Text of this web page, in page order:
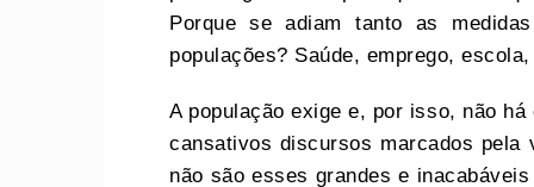
Porque se adiam tanto as
populações? Saúde, emprego,
A população exige e, por isso, não
cansativos discursos marcados pela
não são esses grandes e